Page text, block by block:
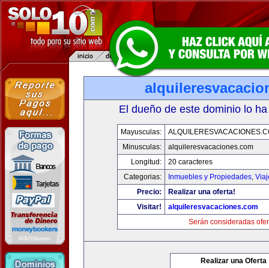
El dueño de este dominio lo
Mayusculas:
Minusculas:
alquileresvacaciones.com
Longitud:
20 caracteres
Categorias:
Inmuebles y Propiedades,
Precio:
Realizar una oferta!
Visitar!
alquileresvacaciones.com
Serán consideradas
Realizar una Oferta